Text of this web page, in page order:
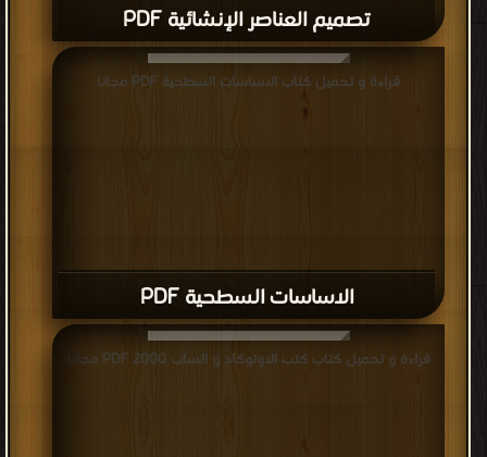
تصميم العناصر الإنشائية PDF
الاساسات السطحية PDF
قراءة و تحميل كتاب الاساسات السطحية PDF مجانا
قراءة و تحميل كتاب كتب الاوتوكاد و الساب 2000 PDF مجانا